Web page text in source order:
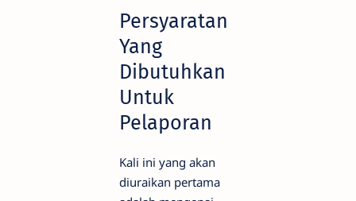
Persyaratan
Yang
Dibutuhkan
Untuk
Pelaporan
Kali ini yang akan
diuraikan pertama